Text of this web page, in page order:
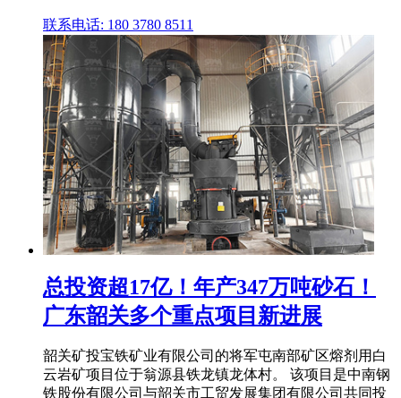
联系电话: 180 3780 8511
总投资超17亿！年产347万吨砂石！
广东韶关多个重点项目新进展
韶关矿投宝铁矿业有限公司的将军屯南部矿区熔剂用白
云岩矿项目位于翁源县铁龙镇龙体村。 该项目是中南钢
铁股份有限公司与韶关市工贸发展集团有限公司共同投